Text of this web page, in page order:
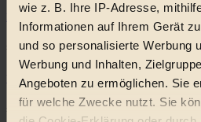
wie z. B. Ihre IP-Adresse,
Informationen auf Ihrem Gerät
und so personalisierte Werbung
Werbung und Inhalten,
Angeboten zu ermöglichen. Sie
für welche Zwecke nutzt. Sie
Vegan